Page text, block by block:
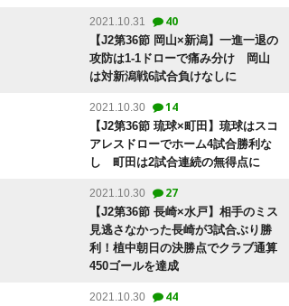
2021.10.31 40
【J2第36節 岡山×新潟】一進一退の
攻防は1-1ドローで痛み分け 岡山
は対新潟戦6試合負けなしに
2021.10.30 14
【J2第36節 琉球×町田】琉球はスコ
アレスドローでホーム4試合勝利な
し 町田は2試合連続の無得点に
2021.10.30 27
【J2第36節 長崎×水戸】相手のミス
見逃さなかった長崎が3試合ぶり勝
利！植中朝日の決勝点でクラブ通算
450ゴールを達成
2021.10.30 44